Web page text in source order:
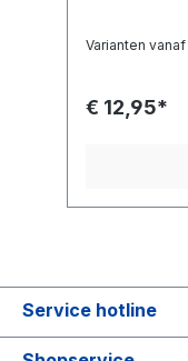
Varianten vanaf
€ 12,95*
Service hotline